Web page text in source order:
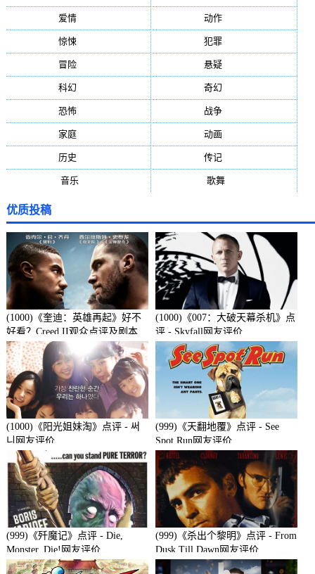
爱情(887) 动作
惊悚(648) 犯罪
冒险(377) 悬疑
科幻 奇幻
恐怖(236) 战争
家庭(195) 动画
历史 传记
音乐 歌舞(81)
优质投稿
(1000)《奎迪：英雄再起》好不
好看？Creed II观众点评及剧本
(1000)《007：大破天幕杀机》点
评 - Skyfall网友评价
(1000)《阳光姐妹淘》点评 - 써
니网友评价
(999)《天翻地覆》点评 - See
Spot Run网友评价
(999)《歼魔记》点评 - Die,
Monster, Die!网友评价
(999)《杀出个黎明》点评 - From
Dusk Till Dawn网友评价